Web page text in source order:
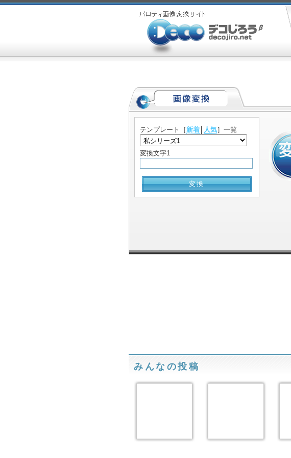
テンプレート ［新着 人気］一覧
変換文字1
みんなの投稿